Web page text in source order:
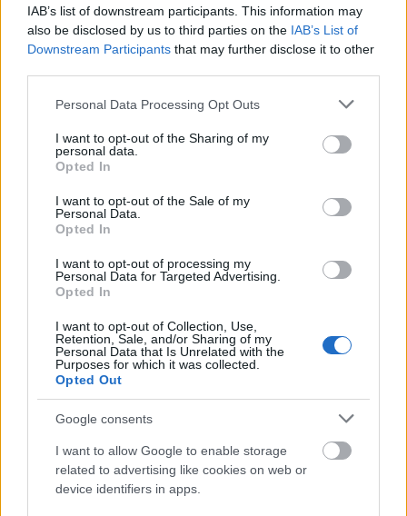
IAB’s list of downstream participants. This information may
also be disclosed by us to third parties on the IAB’s List of
Downstream Participants that may further disclose it to other
Please note that this website/app uses one or more Google
not limited to your visit or usage behaviour. You may click to
grant or deny consent to Google and its third-party tags to
use your data for below specified purposes in below Google
consent section.
Personal Data Processing Opt Outs
I want to opt-out of the Sharing of my
personal data.
Opted In
I want to opt-out of the Sale of my
Personal Data.
Opted In
I want to opt-out of processing my
Personal Data for Targeted Advertising.
Opted In
I want to opt-out of Collection, Use,
Retention, Sale, and/or Sharing of my
Personal Data that Is Unrelated with the
Purposes for which it was collected.
Opted Out
Google consents
I want to allow Google to enable storage
related to advertising like cookies on web or
device identifiers in apps.
Nyní se seriál ČEZ SkiTour ze Šumavy stěhuje
na Valašsko, kde čeká účastníky romantická
Kompletní výsledky a také více informací o
seriálu najdete na webu www.ski-tour.